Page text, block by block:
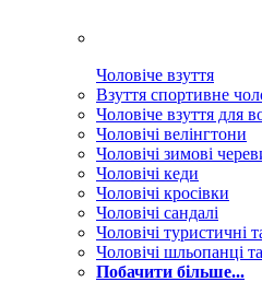
Чоловіче взуття
Взуття спортивне
Чоловіче взуття для
Чоловічі велінгтони
Чоловічі зимові
Чоловічі кеди
Чоловічі кросівки
Чоловічі сандалі
Чоловічі туристичні
Чоловічі шльопанці
Побачити більше...